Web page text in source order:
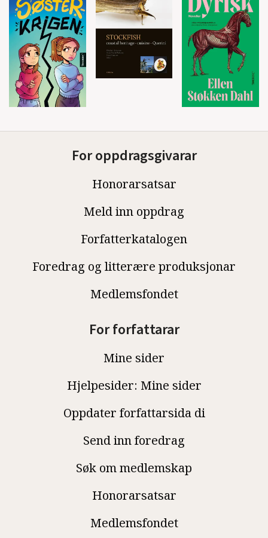
For oppdragsgivarar
Honorarsatsar
Meld inn oppdrag
Forfatterkatalogen
Foredrag og litterære produksjonar
Medlemsfondet
For forfattarar
Mine sider
Hjelpesider: Mine sider
Oppdater forfattarsida di
Send inn foredrag
Søk om medlemskap
Honorarsatsar
Medlemsfondet